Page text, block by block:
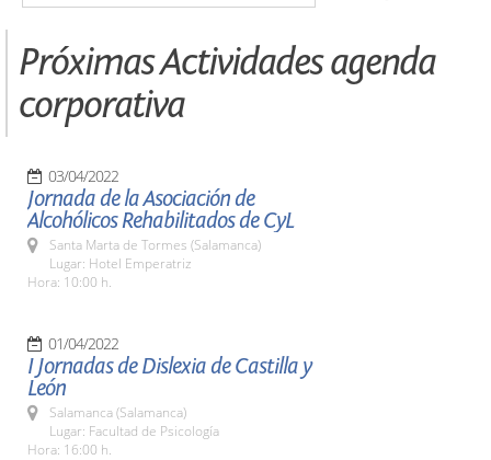
Próximas Actividades agenda
corporativa
03/04/2022
Jornada de la Asociación de
Alcohólicos Rehabilitados de CyL
Santa Marta de Tormes (Salamanca)
Lugar: Hotel Emperatriz
Hora: 10:00 h.
01/04/2022
I Jornadas de Dislexia de Castilla y
León
Salamanca (Salamanca)
Lugar: Facultad de Psicología
Hora: 16:00 h.